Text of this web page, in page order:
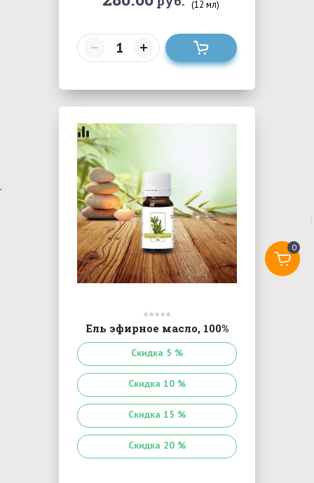
(12 мл)
Скидка 5 %
Скидка 10 %
Скидка 15 %
Скидка 20 %
Ель эфирное масло, 100%
0